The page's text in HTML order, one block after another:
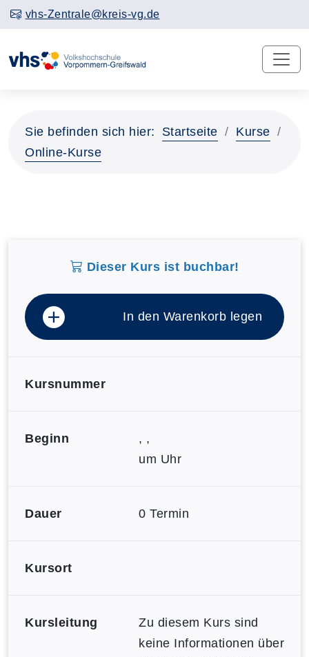
vhs-Zentrale@kreis-vg.de
Sie befinden sich hier: Startseite
Kurse
Online-Kurse
Dieser Kurs ist buchbar!
In den Warenkorb legen
Kursnummer
Beginn
, ,
um Uhr
Dauer 0 Termin
Kursort
Kursleitung
Zu diesem Kurs sind
keine Informationen über